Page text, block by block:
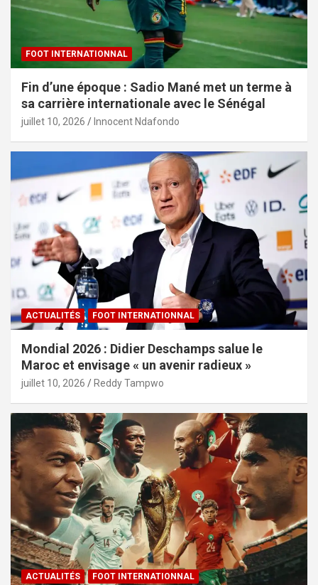
FOOT INTERNATIONNAL
Fin d’une époque : Sadio Mané met un terme à
sa carrière internationale avec le Sénégal
juillet 10, 2026 Innocent Ndafondo
ACTUALITÉS FOOT INTERNATIONNAL
Mondial 2026 : Didier Deschamps salue le
Maroc et envisage « un avenir radieux »
juillet 10, 2026 Reddy Tampwo
ACTUALITÉS FOOT INTERNATIONNAL